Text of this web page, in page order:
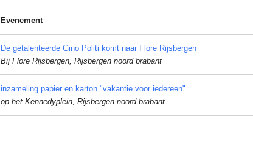
Evenement
De getalenteerde Gino Politi komt naar Flore Rijsbergen
Bij Flore Rijsbergen, Rijsbergen noord brabant
inzameling papier en karton "vakantie voor iedereen"
op het Kennedyplein, Rijsbergen noord brabant